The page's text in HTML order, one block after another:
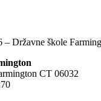
– Državne škole
CT 06032